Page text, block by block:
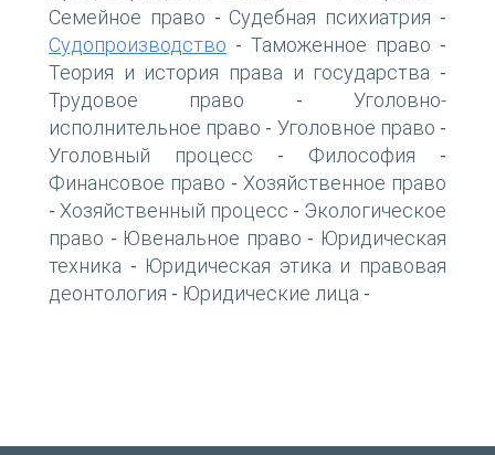
Семейное право - Судебная психиатрия -
Судопроизводство - Таможенное право -
Теория и история права и государства -
Трудовое право -Уголовно-
исполнительное право - Уголовное право -
Уголовный процесс - Философия -
Финансовое право - Хозяйственное право
- Хозяйственный процесс - Экологическое
право - Ювенальное право - Юридическая
техника - Юридическая этика и правовая
деонтология - Юридические лица -